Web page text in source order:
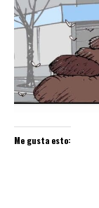
Me gusta esto: